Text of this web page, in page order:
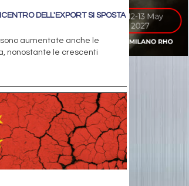
DELL'EXPORT SI SPOSTA
aumentate anche le
nonostante le crescenti